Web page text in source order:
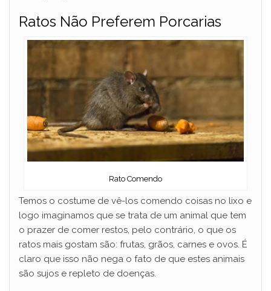
Ratos Não Preferem Porcarias
Rato Comendo
Temos o costume de vê-los comendo coisas no lixo e
logo imaginamos que se trata de um animal que tem
o prazer de comer restos, pelo contrário, o que os
ratos mais gostam são: frutas, grãos, carnes e ovos. É
claro que isso não nega o fato de que estes animais
são sujos e repleto de doenças.